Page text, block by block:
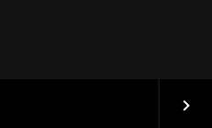
keyboard_arrow_right